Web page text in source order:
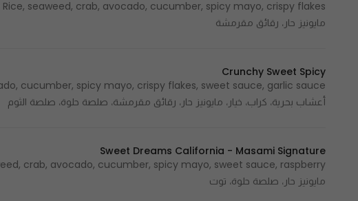
مايونيز حار، رقائق مقرمشة
Crunchy Sweet Spicy
أعشاب بحرية، كراب، خيار، مايونيز حار، رقائق مقرمشة، صلصة حلوة، صلصة الثوم
Sweet Dreams California - Masami Signature
مايونيز حار، صلصة حلوة، توت